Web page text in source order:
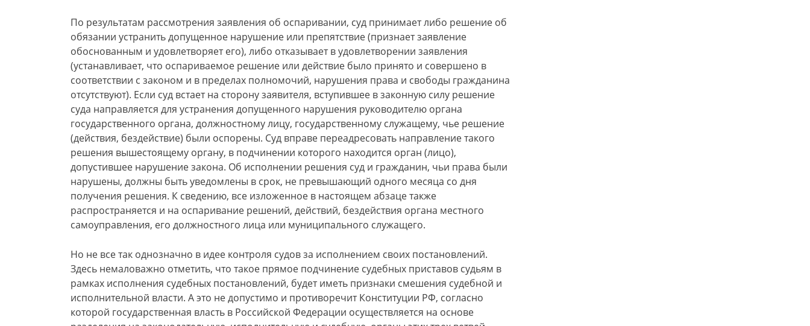
По результатам рассмотрения заявления об оспаривании, суд принимает либо решение об
обязании устранить допущенное нарушение или препятствие (признает заявление
обоснованным и удовлетворяет его), либо отказывает в удовлетворении заявления
(устанавливает, что оспариваемое решение или действие было принято и совершено в
соответствии с законом и в пределах полномочий, нарушения права и свободы гражданина
отсутствуют). Если суд встает на сторону заявителя, вступившее в законную силу решение
суда направляется для устранения допущенного нарушения руководителю органа
государственного органа, должностному лицу, государственному служащему, чье решение
(действия, бездействие) были оспорены. Суд вправе переадресовать направление такого
решения вышестоящему органу, в подчинении которого находится орган (лицо),
допустившее нарушение закона. Об исполнении решения суд и гражданин, чьи права были
нарушены, должны быть уведомлены в срок, не превышающий одного месяца со дня
получения решения. К сведению, все изложенное в настоящем абзаце также
распространяется и на оспаривание решений, действий, бездействия органа местного
самоуправления, его должностного лица или муниципального служащего.
Но не все так однозначно в идее контроля судов за исполнением своих постановлений.
Здесь немаловажно отметить, что такое прямое подчинение судебных приставов судьям в
рамках исполнения судебных постановлений, будет иметь признаки смешения судебной и
исполнительной власти. А это не допустимо и противоречит Конституции РФ, согласно
которой государственная власть в Российской Федерации осуществляется на основе